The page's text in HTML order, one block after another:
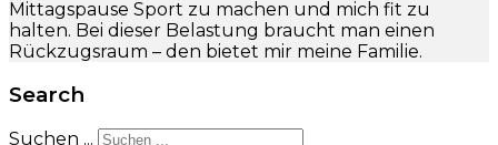
Mittagspause Sport zu machen und mich fit zu
halten. Bei dieser Belastung braucht man einen
Rückzugsraum – den bietet mir meine Familie.
Search
Suchen ...